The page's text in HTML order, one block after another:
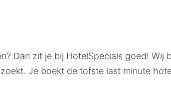
Dan zit je bij HotelSpecials goed! Wij
zoekt. Je boekt de tofste last minute